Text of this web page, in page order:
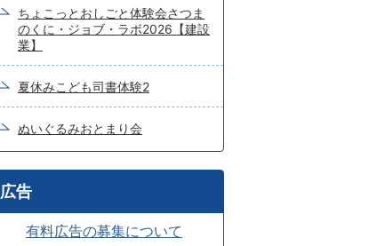
ちょこっとおしごと体験会さつま
のくに・ジョブ・ラボ2026【建設
業】
夏休みこども司書体験2
ぬいぐるみおとまり会
広告
有料広告の募集について